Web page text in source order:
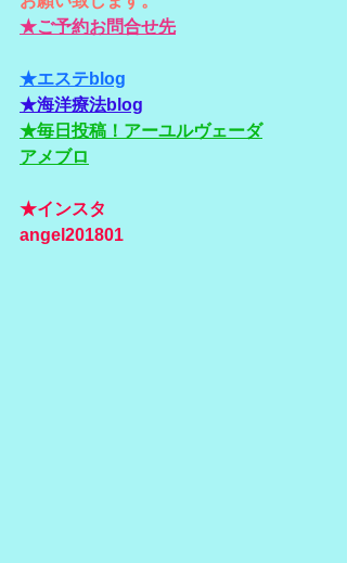
★ご予約お問合せ先
★エステblog
★海洋療法blog
★毎日投稿！アーユルヴェーダ
アメブロ
★インスタ
angel201801